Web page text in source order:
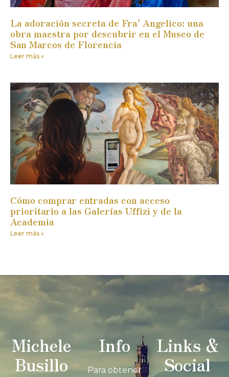
La adoración secreta de Fra’ Angelico: una
obra maestra por descubrir en el Museo de
San Marcos de Florencia
Leer más »
Cómo comprar entradas con acceso
prioritario a las Galerías Uffizi y de la
Academia
Leer más »
Michele
Busillo
Info
Para obtener
Links &
Social